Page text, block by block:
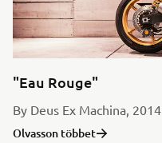
"Eau Rouge"
By Deus Ex Machina, 2014
Olvasson többet